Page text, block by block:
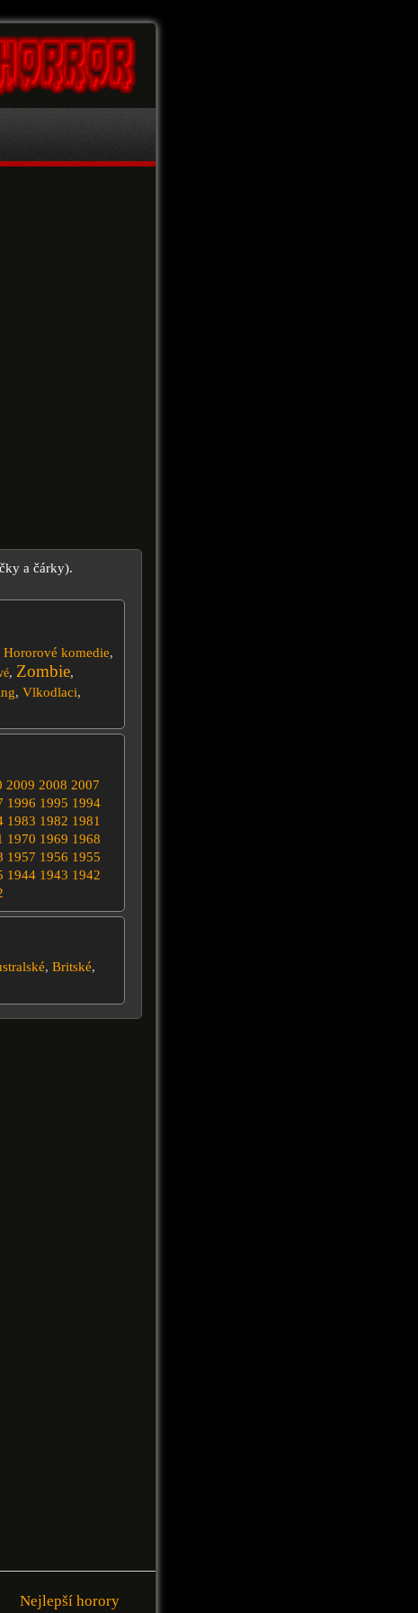
a čárky).
Hororové komedie,
, Zombie,
, Vlkodlaci,
2009 2008 2007
1996 1995 1994
1983 1982 1981
1970 1969 1968
1957 1956 1955
1944 1943 1942
, Britské,
Nejlepší horory